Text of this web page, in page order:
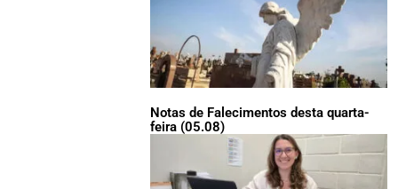
Notas de Falecimentos desta quarta-
feira (05.08)